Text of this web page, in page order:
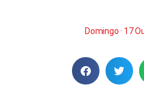
Domingo · 17